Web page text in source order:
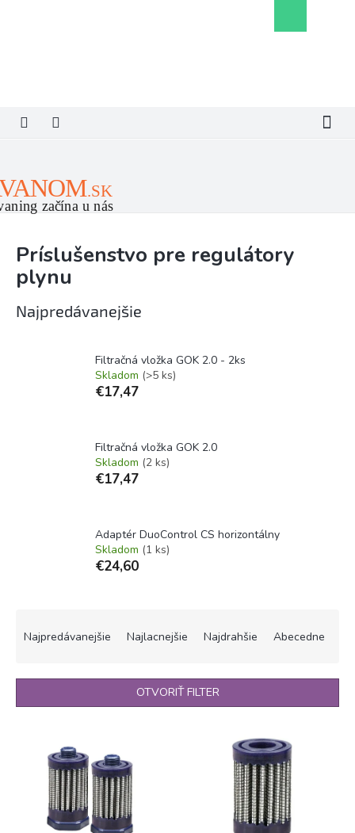
košík
Príslušenstvo pre regulátory
plynu
Najpredávanejšie
Filtračná vložka GOK 2.0 - 2ks
Skladom (>5 ks)
€17,47
Filtračná vložka GOK 2.0
Skladom (2 ks)
€17,47
Adaptér DuoControl CS horizontálny
Skladom (1 ks)
€24,60
i
Najpredávanejšie Najlacnejšie Najdrahšie Abecedne
OTVORIŤ FILTER